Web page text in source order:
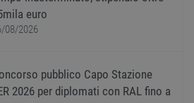
euro
08/2026
pubblico Capo Stazione
2026 per diplomati con RAL fino a
necessari consentono le
del sito web come
necessari.
Provider/Dominio Scadenza